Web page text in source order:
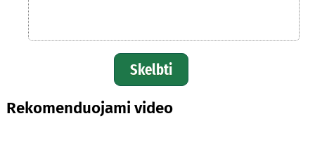
Skelbti
Rekomenduojami video